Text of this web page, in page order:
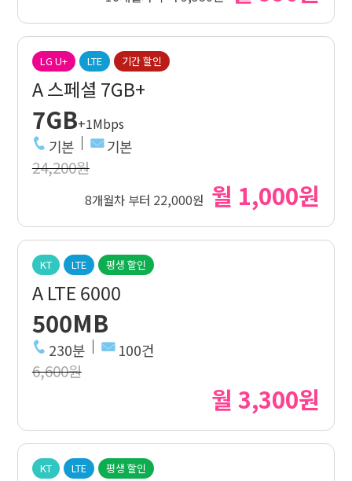
LG U+ LTE 기간 할인
A 스페셜 7GB+
7GB+1Mbps
기본 기본
24,200원
8개월차 부터 22,000원 월 1,000원
KT LTE 평생 할인
A LTE 6000
500MB
230분 100건
6,600원
월 3,300원
KT LTE 평생 할인